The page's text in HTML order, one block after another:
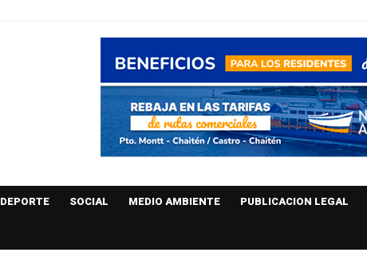
DEPORTE SOCIAL MEDIO AMBIENTE PUBLICACION LEGAL